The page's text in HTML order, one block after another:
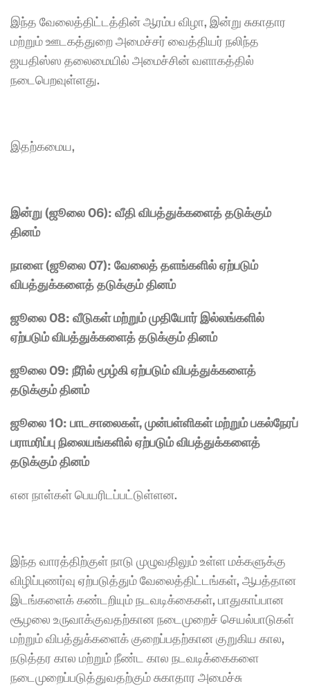
இந்த வேலைத்திட்டத்தின் ஆரம்ப விழா, இன்று சுகாதார
மற்றும் ஊடகத்துறை அமைச்சர் வைத்தியர் நலிந்த
ஜயதிஸ்ஸ தலைமையில் அமைச்சின் வளாகத்தில்
நடைபெறவுள்ளது.
இதற்கமைய,
இன்று (ஜூலை 06): வீதி விபத்துக்களைத் தடுக்கும்
தினம்
நாளை (ஜூலை 07): வேலைத் தளங்களில் ஏற்படும்
விபத்துக்களைத் தடுக்கும் தினம்
ஜூலை 08: வீடுகள் மற்றும் முதியோர் இல்லங்களில்
ஏற்படும் விபத்துக்களைத் தடுக்கும் தினம்
ஜூலை 09: நீரில் மூழ்கி ஏற்படும் விபத்துக்களைத்
தடுக்கும் தினம்
ஜூலை 10: பாடசாலைகள், முன்பள்ளிகள் மற்றும் பகல்நேரப்
பராமரிப்பு நிலையங்களில் ஏற்படும் விபத்துக்களைத்
தடுக்கும் தினம்
என நாள்கள் பெயரிடப்பட்டுள்ளன.
இந்த வாரத்திற்குள் நாடு முழுவதிலும் உள்ள மக்களுக்கு
விழிப்புணர்வு ஏற்படுத்தும் வேலைத்திட்டங்கள், ஆபத்தான
இடங்களைக் கண்டறியும் நடவடிக்கைகள், பாதுகாப்பான
சூழலை உருவாக்குவதற்கான நடைமுறைச் செயல்பாடுகள்
மற்றும் விபத்துக்களைக் குறைப்பதற்கான குறுகிய கால,
நடுத்தர கால மற்றும் நீண்ட கால நடவடிக்கைகளை
நடைமுறைப்படுத்துவதற்கும் சுகாதார அமைச்சு